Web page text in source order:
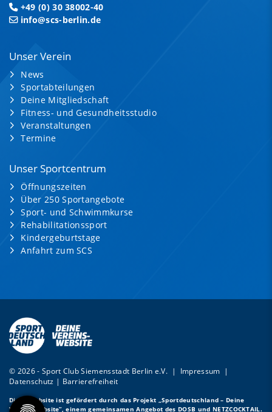
+49 (0) 30 38002-40
info@scs-berlin.de
Unser Verein
News
Sportabteilungen
Deine Mitgliedschaft
Fitness- und Gesundheitsstudio
Veranstaltungen
Termine
Unser Sportcentrum
Öffnungszeiten
Über 250 Sportangebote
Sport- und Schwimmkurse
Rehabilitationssport
Kindergeburtstage
Anfahrt zum SCS
© 2026 - Sport Club Siemensstadt Berlin e.V. | Impressum |
Datenschutz | Barrierefreiheit
Diese Website ist gefördert durch das Projekt
„Sportdeutschland – Deine
Vereinswebsite”, einem gemeinsamen Angebot des DOSB und NETZCOCKTAIL.